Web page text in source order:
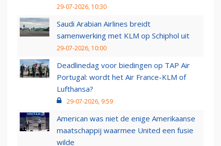
29-07-2026, 10:30
Saudi Arabian Airlines breidt
samenwerking met KLM op Schiphol uit
29-07-2026, 10:00
Deadlinedag voor biedingen op TAP Air
Portugal: wordt het Air France-KLM of
Lufthansa?
29-07-2026, 9:59
American was niet de enige Amerikaanse
maatschappij waarmee United een fusie
wilde